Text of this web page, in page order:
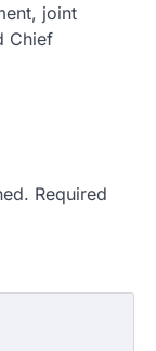
joint
Chief
Required